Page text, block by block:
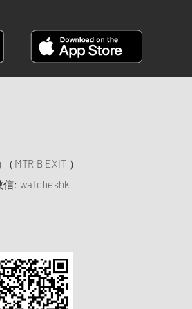
MTR B EXIT ）
信: watcheshk